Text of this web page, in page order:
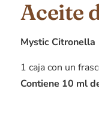
Aceite
Mystic Citronella
1 caja con un
Contiene 10 ml